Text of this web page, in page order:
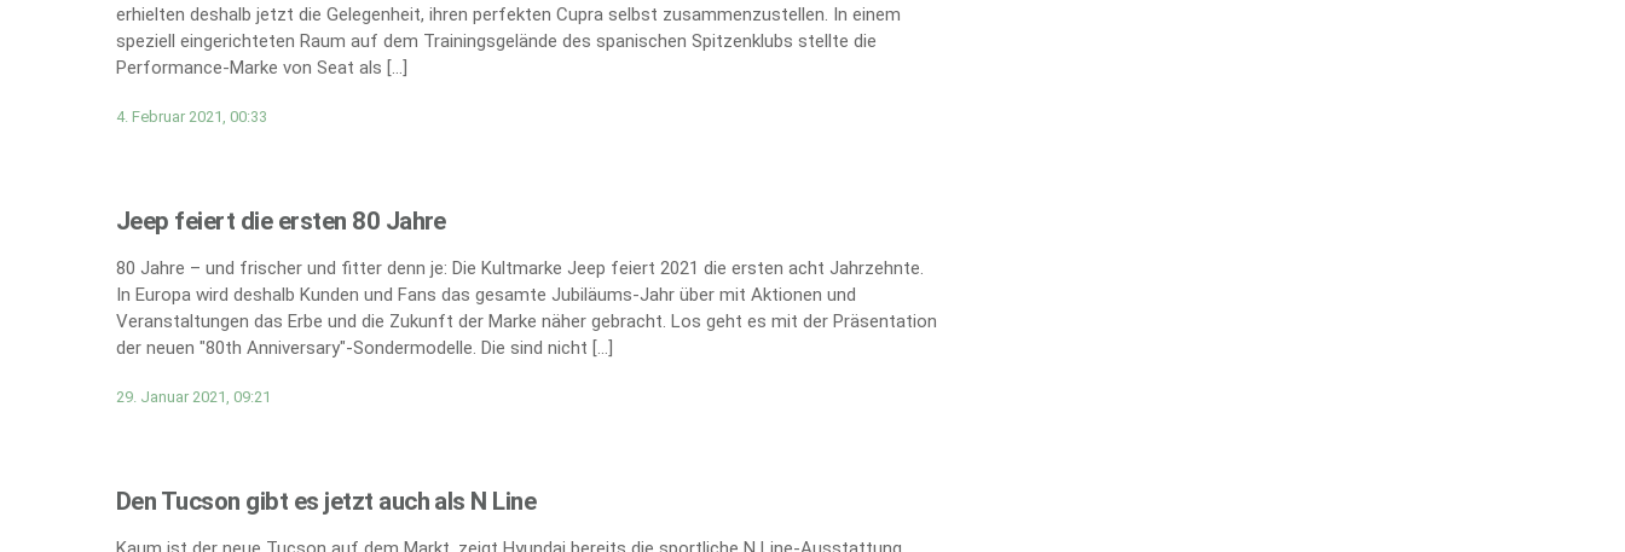
erhielten deshalb jetzt die Gelegenheit, ihren perfekten Cupra selbst zusammenzustellen. In einem
speziell eingerichteten Raum auf dem Trainingsgelände des spanischen Spitzenklubs stellte die
Performance-Marke von Seat als […]
4. Februar 2021, 00:33
Jeep feiert die ersten 80 Jahre
80 Jahre – und frischer und fitter denn je: Die Kultmarke Jeep feiert 2021 die ersten acht Jahrzehnte.
In Europa wird deshalb Kunden und Fans das gesamte Jubiläums-Jahr über mit Aktionen und
Veranstaltungen das Erbe und die Zukunft der Marke näher gebracht. Los geht es mit der Präsentation
der neuen "80th Anniversary"-Sondermodelle. Die sind nicht […]
29. Januar 2021, 09:21
Den Tucson gibt es jetzt auch als N Line